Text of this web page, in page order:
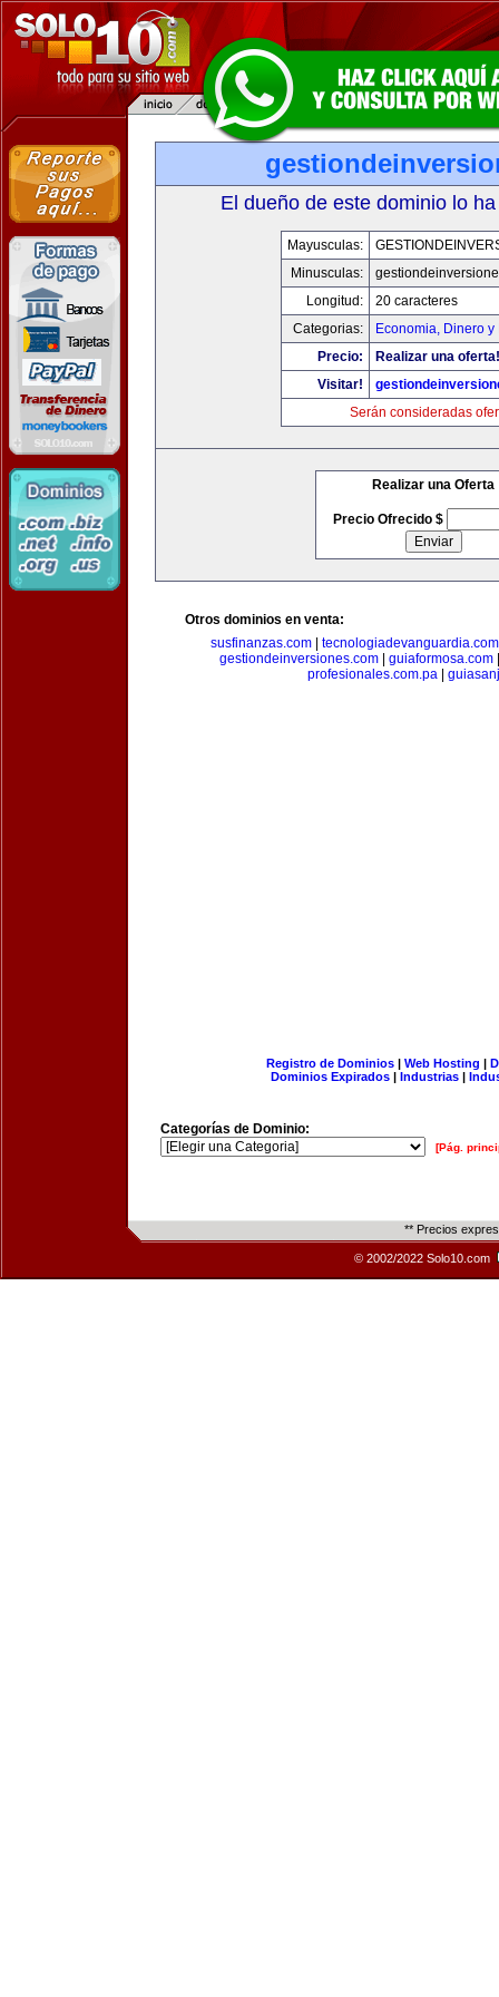
El dueño de este dominio lo
Mayusculas:
Minusculas:
Longitud:
20 caracteres
Categorias:
Economia, Dinero y
Precio:
Realizar una oferta!
Visitar!
Serán consideradas
Realizar una Oferta
Precio Ofrecido $
Otros dominios en venta:
susfinanzas.com| tecnologiadevanguardia.com
gestiondeinversiones.com| guiaformosa.com
profesionales.com.pa
Registro de Dominios| Web Hosting |
Dominios Expirados | Industrias |
Categorías de Dominio:
[Pág.
** Precios
© 2002/2022 Solo10.com